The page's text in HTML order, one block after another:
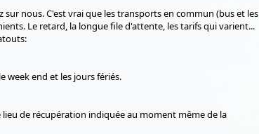
nous. C'est vrai que les transports en commun (bus et les
Le retard, la longue file d'attente, les tarifs qui varient...
week end et les jours fériés.
de récupération indiquée au moment même de la